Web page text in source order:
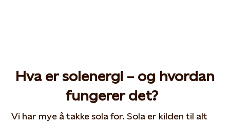
Hva er solenergi– og hvordan
fungererdet?
Vi har mye å takke sola for. Sola er kilden til alt